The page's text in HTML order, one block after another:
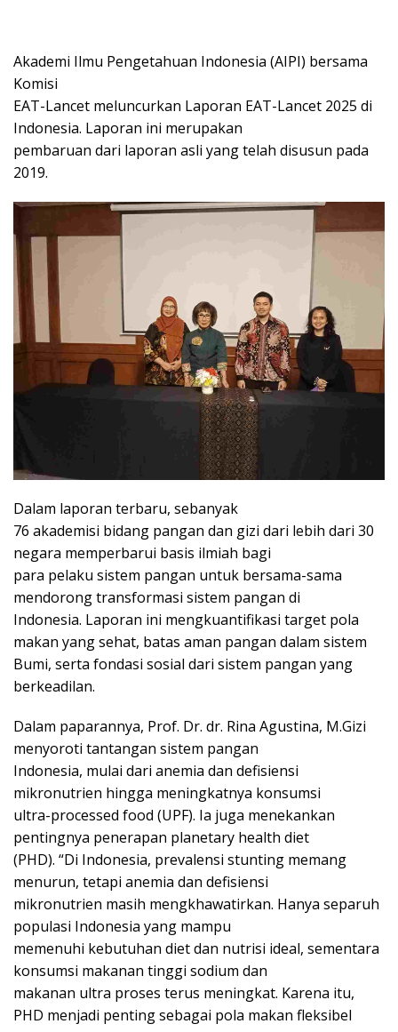
Akademi Ilmu Pengetahuan Indonesia (AIPI) bersama
Komisi
EAT-Lancet meluncurkan Laporan EAT-Lancet 2025 di
Indonesia. Laporan ini merupakan
pembaruan dari laporan asli yang telah disusun pada
2019.
Dalam laporan terbaru, sebanyak
76 akademisi bidang pangan dan gizi dari lebih dari 30
negara memperbarui basis ilmiah bagi
para pelaku sistem pangan untuk bersama-sama
mendorong transformasi sistem pangan di
Indonesia. Laporan ini mengkuantifikasi target pola
makan yang sehat, batas aman pangan dalam sistem
Bumi, serta fondasi sosial dari sistem pangan yang
berkeadilan.
Dalam paparannya, Prof. Dr. dr. Rina Agustina, M.Gizi
menyoroti tantangan sistem pangan
Indonesia, mulai dari anemia dan defisiensi
mikronutrien hingga meningkatnya konsumsi
ultra-processed food (UPF). Ia juga menekankan
pentingnya penerapan planetary health diet
(PHD). “Di Indonesia, prevalensi stunting memang
menurun, tetapi anemia dan defisiensi
mikronutrien masih mengkhawatirkan. Hanya separuh
populasi Indonesia yang mampu
memenuhi kebutuhan diet dan nutrisi ideal, sementara
konsumsi makanan tinggi sodium dan
makanan ultra proses terus meningkat. Karena itu,
PHD menjadi penting sebagai pola makan fleksibel